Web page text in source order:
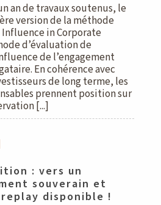
an de travaux soutenus, le
version de la méthode
Influence in Corporate
d’évaluation de
de l’engagement
En cohérence avec
de long terme, les
prennent position sur
[...]
: vers un
souverain et
disponible !